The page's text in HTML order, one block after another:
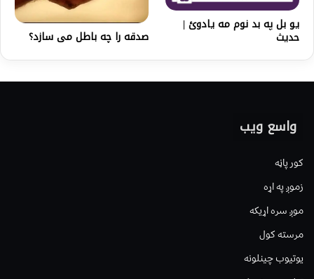
یو بل په بد نوم مه یادوئ |
حدیث صدقه را چه باطل می سازد؟
واسع ویب
کور پاڼه
زموږ په اړه
موږ سره اړیکه
مرسته کول
یوتیوب چینلونه